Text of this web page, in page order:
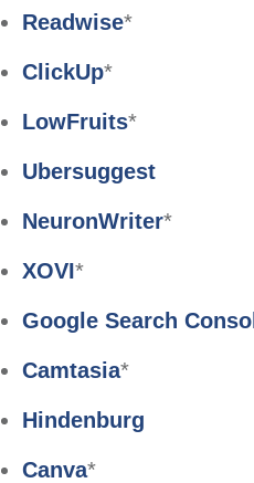
Readwise*
ClickUp*
LowFruits*
Ubersuggest
NeuronWriter*
XOVI*
Google Search
Camtasia*
Hindenburg
Canva*